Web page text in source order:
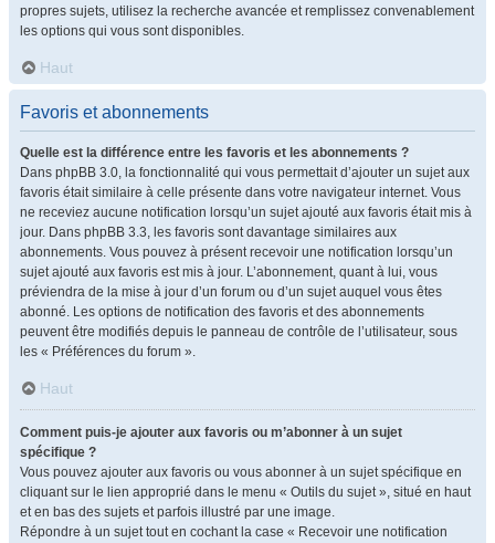
propres sujets, utilisez la recherche avancée et remplissez convenablement
les options qui vous sont disponibles.
Haut
Favoris et abonnements
Quelle est la différence entre les favoris et les abonnements ?
Dans phpBB 3.0, la fonctionnalité qui vous permettait d’ajouter un sujet aux
favoris était similaire à celle présente dans votre navigateur internet. Vous
ne receviez aucune notification lorsqu’un sujet ajouté aux favoris était mis à
jour. Dans phpBB 3.3, les favoris sont davantage similaires aux
abonnements. Vous pouvez à présent recevoir une notification lorsqu’un
sujet ajouté aux favoris est mis à jour. L’abonnement, quant à lui, vous
préviendra de la mise à jour d’un forum ou d’un sujet auquel vous êtes
abonné. Les options de notification des favoris et des abonnements
peuvent être modifiés depuis le panneau de contrôle de l’utilisateur, sous
les « Préférences du forum ».
Haut
Comment puis-je ajouter aux favoris ou m’abonner à un sujet
spécifique ?
Vous pouvez ajouter aux favoris ou vous abonner à un sujet spécifique en
cliquant sur le lien approprié dans le menu « Outils du sujet », situé en haut
et en bas des sujets et parfois illustré par une image.
Répondre à un sujet tout en cochant la case « Recevoir une notification